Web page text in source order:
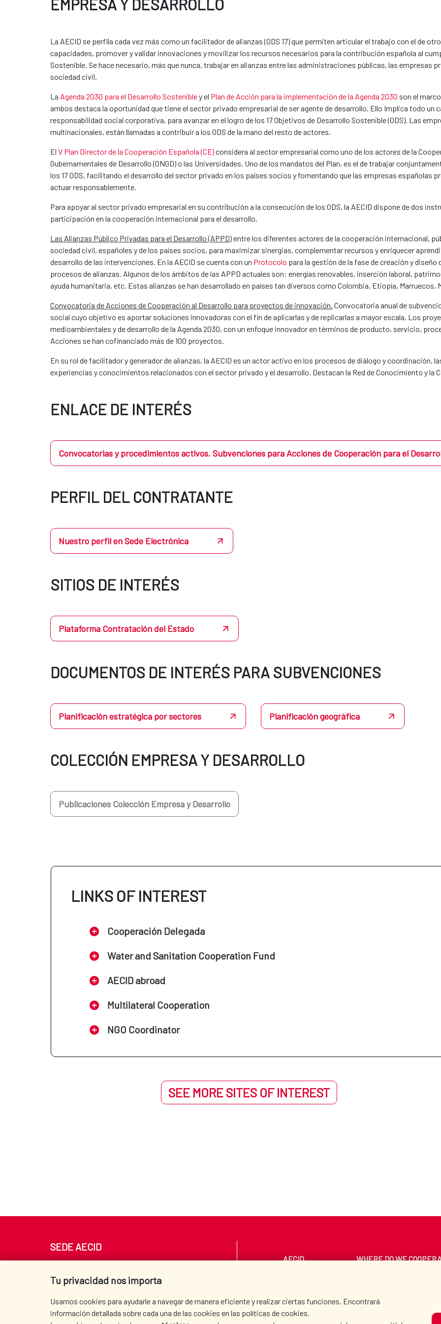
EMPRESA Y DESARROLLO
La AECID se perfila cada vez más como un facilitador de alianzas (ODS 17) que permiten articular el trabajo con el de
capacidades, promover y validar innovaciones y movilizar los recursos necesarios para la contribución española al
Sostenible. Se hace necesario, más que nunca, trabajar en alianzas entre las administraciones públicas, las empresas
sociedad civil.
La Agenda 2030 para el Desarrollo Sostenibley el Plan de Acción para la implementación de la Agenda 2030 son el
ambos destaca la oportunidad que tiene el sector privado empresarial de ser agente de desarrollo. Ello Implica todo un
responsabilidad social corporativa, para avanzar en el logro de los 17 Objetivos de Desarrollo Sostenible (ODS). Las
multinacionales, están llamadas a contribuir a los ODS de la mano del resto de actores.
El V Plan Director de la Cooperación Española (CE)considera al sector empresarial como uno de los actores de la
Gubernamentales de Desarrollo (ONGD) o las Universidades. Uno de los mandatos del Plan, es el de trabajar
los 17 ODS, facilitando el desarrollo del sector privado en los países socios y fomentando que las empresas españolas
actuar responsablemente.
Para apoyar al sector privado empresarial en su contribución a la consecución de los ODS, la AECID dispone de dos
participación en la cooperación internacional para el desarrollo.
Las Alianzas Público Privadas para el Desarrollo (APPD)entre los diferentes actores de la cooperación internacional,
sociedad civil, españoles y de los países socios, para maximizar sinergias, complementar recursos y enriquecer
desarrollo de las intervenciones. En la AECID se cuenta con un Protocolo para la gestión de la fase de creación y
procesos de alianzas. Algunos de los ámbitos de las APPD actuales son: energías renovables, inserción laboral,
ayuda humanitaria, etc. Estas alianzas se han desarrollado en países tan diversos como Colombia, Etiopía, Marruecos,
Convocatoria de Acciones de Cooperación al Desarrollo para proyectos de innovación. Convocatoria anual de
social cuyo objetivo es aportar soluciones innovadoras con el fin de aplicarlas y de replicarlas a mayor escala. Los
medioambientales y de desarrollo de la Agenda 2030, con un enfoque innovador en términos de producto, servicio,
Acciones se han cofinanciado más de 100 proyectos.
En su rol de facilitador y generador de alianzas, la AECID es un actor activo en los procesos de diálogo y coordinación,
experiencias y conocimientos relacionados con el sector privado y el desarrollo. Destacan la Red de Conocimiento y la
ENLACE DE INTERÉS
Convocatorias y procedimientos activos. Subvenciones para Acciones de Cooperación para el
PERFIL DEL CONTRATANTE
Nuestro perfil en Sede Electrónica
SITIOS DE INTERÉS
Plataforma Contratación del Estado
DOCUMENTOS DE INTERÉS PARA SUBVENCIONES
Planificación estratégica por sectores Planificación geográfica
COLECCIÓN EMPRESA Y DESARROLLO
Publicaciones Colección Empresa y Desarrollo
LINKS OF INTEREST
Cooperación Delegada
Water and Sanitation Cooperation Fund
AECID abroad
Multilateral Cooperation
NGO Coordinator
SEE MORE SITES OF INTEREST
Tu privacidad nos importa
Usamos cookies para ayudarle a navegar de manera eficiente y realizar ciertas funciones. Encontrará
información detallada sobre cada una de las cookies en las políticas de cookies.
SEDE AECID
Tel. +34 900 20 30 54​​​​​​​
AECID WHERE DO WE
PRESS ROOM CULTURE AND